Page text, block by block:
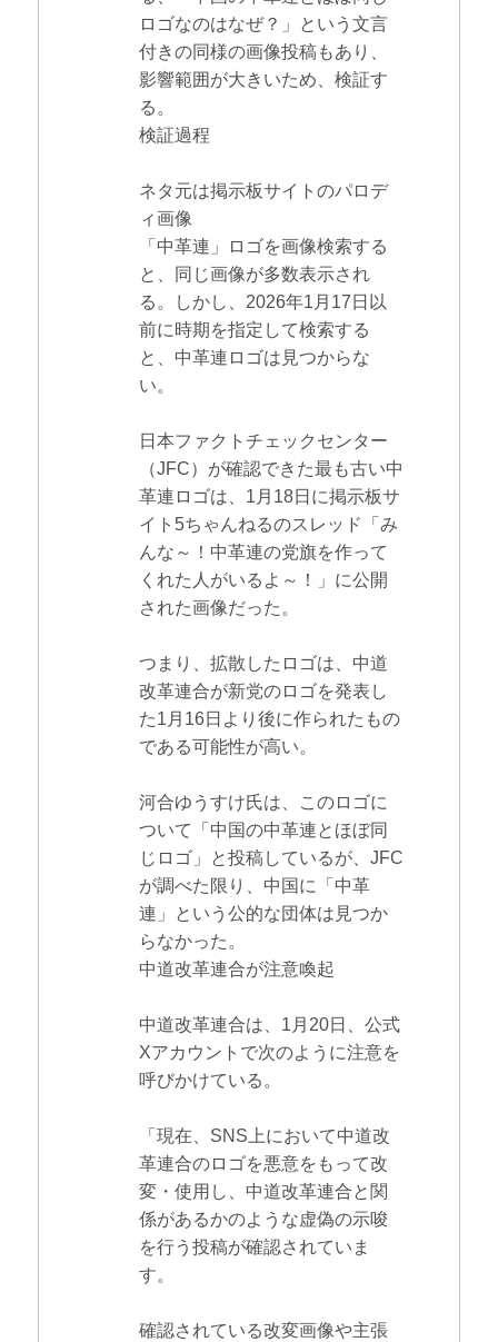
ロゴなのはなぜ？」という文言
付きの同様の画像投稿もあり、
影響範囲が大きいため、検証す
る。
検証過程
ネタ元は掲示板サイトのパロデ
ィ画像
「中革連」ロゴを画像検索する
と、同じ画像が多数表示され
る。しかし、2026年1月17日以
前に時期を指定して検索する
と、中革連ロゴは見つからな
い。
日本ファクトチェックセンター
（JFC）が確認できた最も古い中
革連ロゴは、1月18日に掲示板サ
イト5ちゃんねるのスレッド「み
んな～！中革連の党旗を作って
くれた人がいるよ～！」に公開
された画像だった。
つまり、拡散したロゴは、中道
改革連合が新党のロゴを発表し
た1月16日より後に作られたもの
である可能性が高い。
河合ゆうすけ氏は、このロゴに
ついて「中国の中革連とほぼ同
じロゴ」と投稿しているが、JFC
が調べた限り、中国に「中革
連」という公的な団体は見つか
らなかった。
中道改革連合が注意喚起
中道改革連合は、1月20日、公式
Xアカウントで次のように注意を
呼びかけている。
「現在、SNS上において中道改
革連合のロゴを悪意をもって改
変・使用し、中道改革連合と関
係があるかのような虚偽の示唆
を行う投稿が確認されていま
す。
確認されている改変画像や主張